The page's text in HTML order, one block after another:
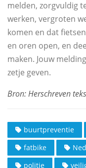
melden, zorgvuldig
werken, vergroten
komen en dat
en oren open, en
maken. Jouw
zetje geven.
buurtpreventie
fatbike
politie